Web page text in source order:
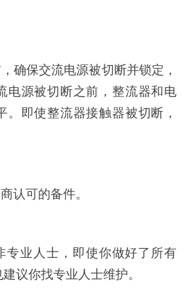
确保交流电源被切断并锁定，
电源被切断之前，整流器和电
。即使整流器接触器被切断，
认可的备件。
专业人士，即使你做好了所有
议你找专业人士维护。